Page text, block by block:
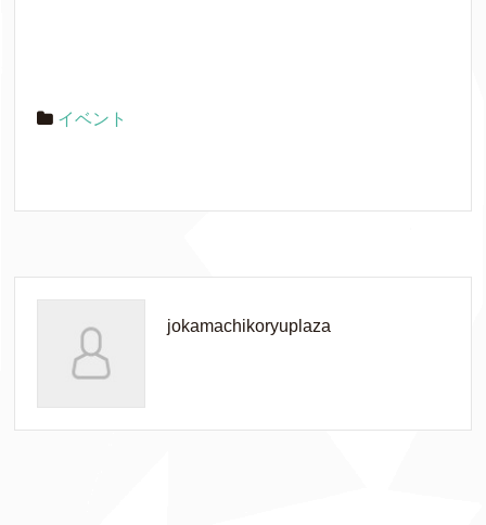
イベント
jokamachikoryuplaza